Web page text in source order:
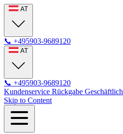
AT
📞 +495903-9689120
AT
📞 +495903-9689120
Kundenservice Rückgabe Geschäftlich
Skip to Content